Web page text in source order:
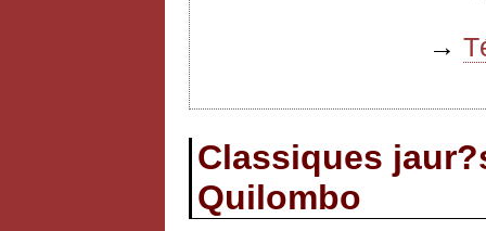
→
Classiques
Quilombo